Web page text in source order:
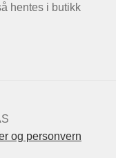
hentes i butikk
og personvern